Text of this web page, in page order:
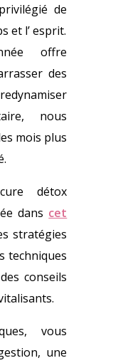
de
et l’ esprit.
offre
des
nous
mois plus
détox
dans cet
stratégies
techniques
conseils
vous
une